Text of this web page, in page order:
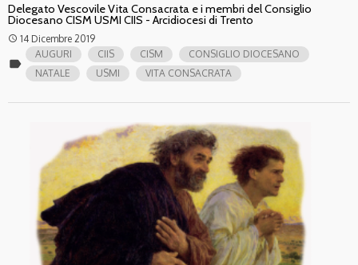
Delegato Vescovile Vita Consacrata e i membri del Consiglio
Diocesano CISM USMI CIIS - Arcidiocesi di Trento
access_time 14 Dicembre 2019
label
AUGURI CIIS CISM
CONSIGLIO DIOCESANO
NATALE
USMI VITA CONSACRATA